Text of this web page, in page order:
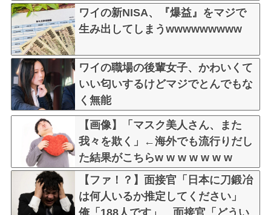
ってしまうw w w w w w w
ワイの新NISA、『爆益』をマジで
生み出してしまうwwwwwwwww
ワイの職場の後輩女子、かわいくて
いい匂いするけどマジでとんでもな
く無能
【画像】「マスク美人さん、また
我々を欺く」←海外でも流行りだし
た結果がこちらw w w w w w w
【ファ！？】面接官「日本に刀鍛冶
は何人いるか推定してください」